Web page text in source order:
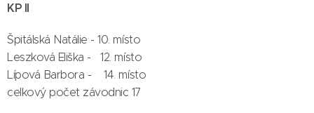
KP II
Špitálská Natálie - 10. místo
Leszková Eliška - 12. místo
Lípová Barbora - 14. místo
celkový počet závodnic 17